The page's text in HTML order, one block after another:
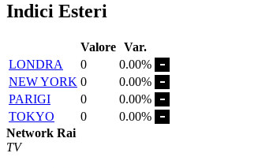
Indici Esteri
Valore Var.
LONDRA
0
0.00%
NEW YORK 0
0.00%
PARIGI
0
0.00%
TOKYO
0
0.00%
Network Rai
TV